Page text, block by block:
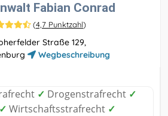
Fabian Conrad
(4,7 Punktzahl)
Straße 129,
Wegbeschreibung
✓ Drogenstrafrecht ✓
✓ Wirtschaftsstrafrecht ✓